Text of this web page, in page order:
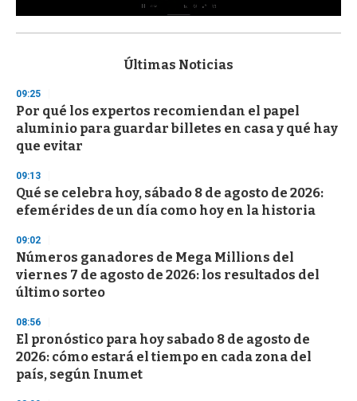
s
d
s
o
f
3
s
e
c
o
d
s
Últimas Noticias
09:25
Por qué los expertos recomiendan el papel
aluminio para guardar billetes en casa y qué hay
que evitar
09:13
Qué se celebra hoy, sábado 8 de agosto de 2026:
efemérides de un día como hoy en la historia
09:02
Números ganadores de Mega Millions del
viernes 7 de agosto de 2026: los resultados del
último sorteo
08:56
El pronóstico para hoy sabado 8 de agosto de
2026: cómo estará el tiempo en cada zona del
país, según Inumet